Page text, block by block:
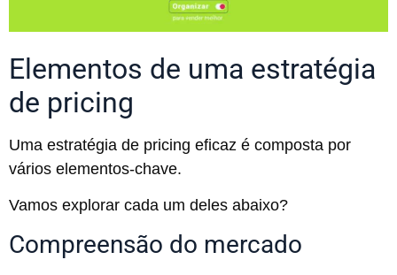
Elementos de uma estratégia
de pricing
Uma estratégia de pricing eficaz é composta por
vários elementos-chave.
Vamos explorar cada um deles abaixo?
Compreensão do mercado